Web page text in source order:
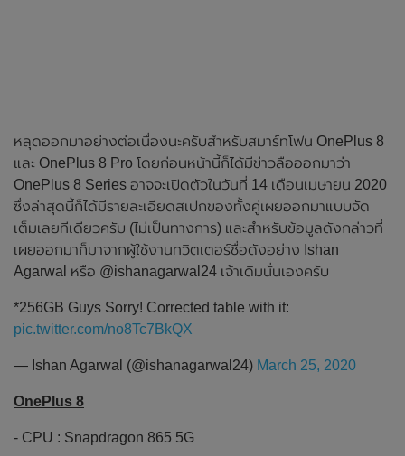
หลุดออกมาอย่างต่อเนื่องนะครับสำหรับสมาร์ทโฟน OnePlus 8
และ OnePlus 8 Pro โดยก่อนหน้านี้ก็ได้มีข่าวลือออกมาว่า
OnePlus 8 Series อาจจะเปิดตัวในวันที่ 14 เดือนเมษายน 2020
ซึ่งล่าสุดนี้ก็ได้มีรายละเอียดสเปกของทั้งคู่เผยออกมาแบบจัด
เต็มเลยทีเดียวครับ (ไม่เป็นทางการ) และสำหรับข้อมูลดังกล่าวที่
เผยออกมาก็มาจากผู้ใช้งานทวิตเตอร์ชื่อดังอย่าง Ishan
Agarwal หรือ @ishanagarwal24 เจ้าเดิมนั่นเองครับ
*256GB Guys Sorry! Corrected table with it:
pic.twitter.com/no8Tc7BkQX
— Ishan Agarwal (@ishanagarwal24) March 25, 2020
OnePlus 8
- CPU : Snapdragon 865 5G